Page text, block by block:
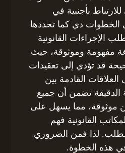
بأجنبية في
دي كما تحددها
الإجراءات القانونية
مفهومة وموثوقة، حيث
قد تؤدي إلى تعقيدات
العلاقات القادمة بين
الدقيقة تضمن أن جميع
موثوقة، مما يسهل على
القانونية فهم
لذا فمن الضروري
هذه الخطوة.